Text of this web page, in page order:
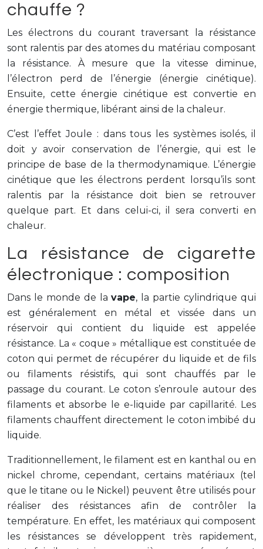
chauffe ?
Les électrons du courant traversant la résistance
sont ralentis par des atomes du matériau composant
la résistance. À mesure que la vitesse diminue,
l’électron perd de l’énergie (énergie cinétique).
Ensuite, cette énergie cinétique est convertie en
énergie thermique, libérant ainsi de la chaleur.
C’est l’effet Joule : dans tous les systèmes isolés, il
doit y avoir conservation de l’énergie, qui est le
principe de base de la thermodynamique. L’énergie
cinétique que les électrons perdent lorsqu’ils sont
ralentis par la résistance doit bien se retrouver
quelque part. Et dans celui-ci, il sera converti en
chaleur.
La résistance de cigarette
électronique : composition
Dans le monde de lavape, la partie cylindrique qui
est généralement en métal et vissée dans un
réservoir qui contient du liquide est appelée
résistance. La « coque » métallique est constituée de
coton qui permet de récupérer du liquide et de fils
ou filaments résistifs, qui sont chauffés par le
passage du courant. Le coton s’enroule autour des
filaments et absorbe le e-liquide par capillarité. Les
filaments chauffent directement le coton imbibé du
liquide.
Traditionnellement, le filament est en kanthal ou en
nickel chrome, cependant, certains matériaux (tel
que le titane ou le Nickel) peuvent être utilisés pour
réaliser des résistances afin de contrôler la
température. En effet, les matériaux qui composent
les résistances se développent très rapidement,